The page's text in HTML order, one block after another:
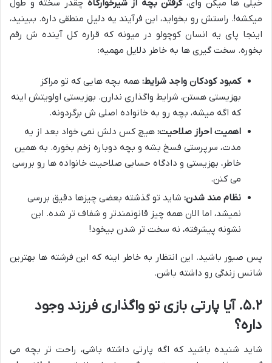
خیلی ها میگن وای،گرفتن بچه از شیرخوارگاه چقدر سخته و طول
میکشه!. راستش رو بخواید، این فرآیند یه دلیل منطقی داره. ببینید،
اینجا پای یه انسان کوچولو در میونه که قراره کل آینده ش رقم
بخوره. سخت گیری ها به خاطر دلایل مهمیه:
کمبود کودکان واجد شرایط: همه بچه هایی که تو مراکز
بهزیستی هستن، شرایط واگذاری ندارن. بهزیستی اولویتش اینه
که اگه میشه، بچه رو به خانواده اصلی ش برگردونه.
اهمیت احراز صلاحیت: هیچ کس دلش نمی خواد بعد از یه
مدت، سرپرستی فسخ بشه و بچه دوباره زخم بخوره. به همین
خاطر، بهزیستی و دادگاه حسابی صلاحیت خانواده ها رو بررسی
می کنن.
نظام مند شدن: شاید تو گذشته بعضی چیزها دقیق بررسی
نمیشد، اما الان همه چیز قانونمندتر و شفاف تر شده. این
نشونه پیشرفته، نه سخت تر شدن بیخود!
پس صبور باشید. این انتظار به خاطر اینه که این فرشته ها بهترین
شانس زندگی رو داشته باشن.
۵.۲. آیا پارتی بازی تو واگذاری فرزند وجود
داره؟
شاید شنیده باشید که اگه پارتی داشته باشی، راحت تر بچه می